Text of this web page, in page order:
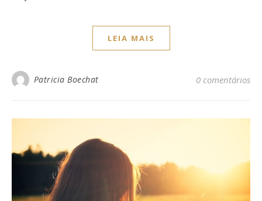
LEIA MAIS
Patricia Boechat 0 comentários